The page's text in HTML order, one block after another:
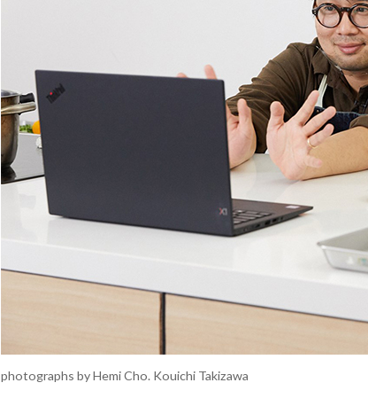
photographs by Hemi Cho. Kouichi Takizawa